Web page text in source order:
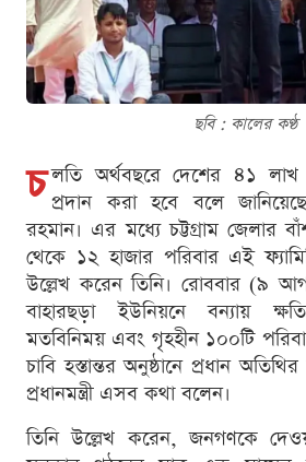
ছবি : কালের কণ্ঠ
চ লতি অর্থবছরে দেশের ৪১ লাখ
প্রদান করা হবে বলে
রহমান। এর মধ্যে চট্টগ্রাম জেলার
থেকে ১২ হাজার পরিবার এই
উল্লেখ করেন তিনি। রোববার (৯
বাহারছড়া ইউনিয়নে বন্যায়
মতবিনিময় এবং গৃহহীন ১০০টি
চাবি হস্তান্তর অনুষ্ঠানে প্রধান
প্রধানমন্ত্রী এসব কথা বলেন।
তিনি উল্লেখ করেন, জনগণকে